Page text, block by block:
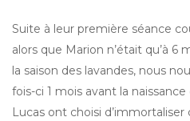
Suite à leur première séance
alors que Marion n’était qu’à 6
la saison des lavandes, nous
fois-ci 1 mois avant la
Lucas ont choisi